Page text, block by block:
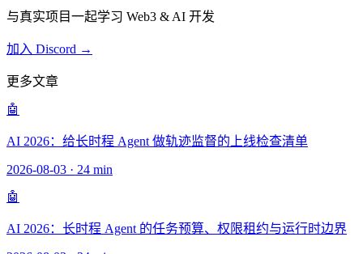
与真实项目一起学习 Web3 & AI 开发
加入 Discord →
更多文章
🤖
AI 2026：给长时程 Agent 做轨迹监督的上线检查清单
2026-08-03 · 24 min
🤖
AI 2026：长时程 Agent 的任务预算、权限租约与运行时边界